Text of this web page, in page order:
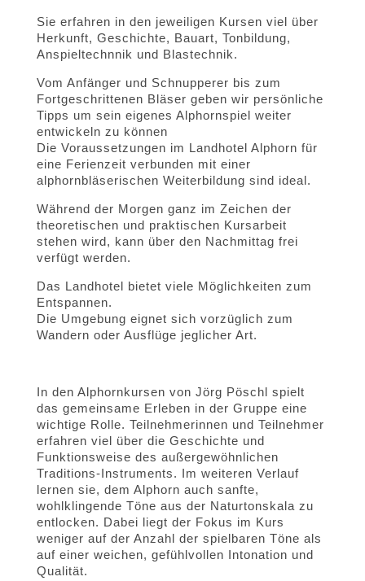
Sie erfahren in den jeweiligen Kursen viel über
Herkunft, Geschichte, Bauart, Tonbildung,
Anspieltechnnik und Blastechnik.
Vom Anfänger und Schnupperer bis zum
Fortgeschrittenen Bläser geben wir persönliche
Tipps um sein eigenes Alphornspiel weiter
entwickeln zu können
Die Voraussetzungen im Landhotel Alphorn für
eine Ferienzeit verbunden mit einer
alphornbläserischen Weiterbildung sind ideal.
Während der Morgen ganz im Zeichen der
theoretischen und praktischen Kursarbeit
stehen wird, kann über den Nachmittag frei
verfügt werden.
Das Landhotel bietet viele Möglichkeiten zum
Entspannen.
Die Umgebung eignet sich vorzüglich zum
Wandern oder Ausflüge jeglicher Art.
In den Alphornkursen von Jörg Pöschl spielt
das gemeinsame Erleben in der Gruppe eine
wichtige Rolle. Teilnehmerinnen und Teilnehmer
erfahren viel über die Geschichte und
Funktionsweise des außergewöhnlichen
Traditions-Instruments. Im weiteren Verlauf
lernen sie, dem Alphorn auch sanfte,
wohlklingende Töne aus der Naturtonskala zu
entlocken. Dabei liegt der Fokus im Kurs
weniger auf der Anzahl der spielbaren Töne als
auf einer weichen, gefühlvollen Intonation und
Qualität.